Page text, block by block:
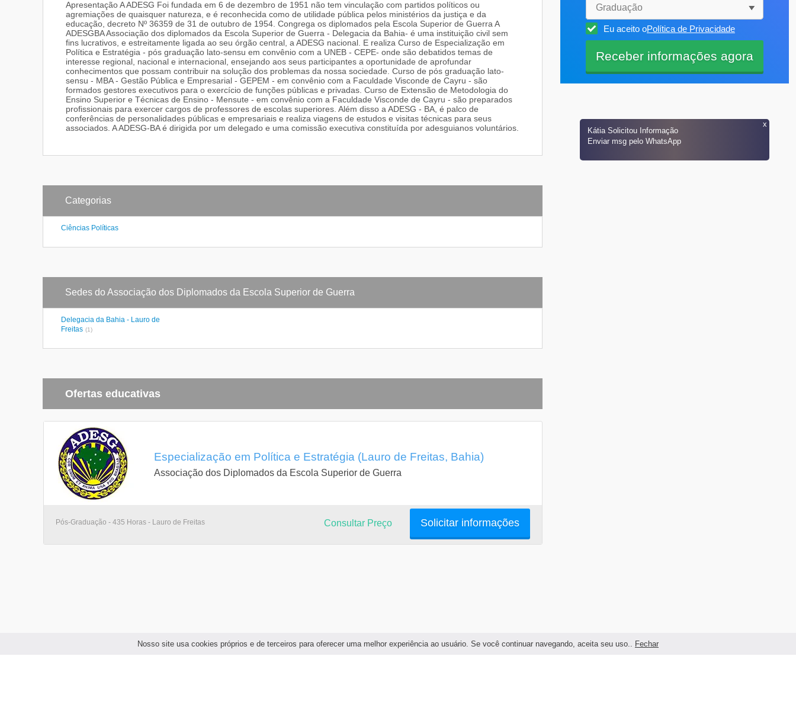
Nosso site usa cookies próprios e de terceiros para oferecer uma melhor experiência ao usuário. Se você continuar navegando, aceita seu uso.. Fechar
Apresentação A ADESG Foi fundada em 6 de dezembro de 1951 não tem vinculação com partidos políticos ou
agremiações de quaisquer natureza, e é reconhecida como de utilidade pública pelos ministérios da justiça e da
educação, decreto Nº 36359 de 31 de outubro de 1954. Congrega os diplomados pela Escola Superior de Guerra A
ADESGBA Associação dos diplomados da Escola Superior de Guerra - Delegacia da Bahia- é uma instituição civil sem
fins lucrativos, e estreitamente ligada ao seu órgão central, a ADESG nacional. E realiza Curso de Especialização em
Política e Estratégia - pós graduação lato-sensu em convênio com a UNEB - CEPE- onde são debatidos temas de
interesse regional, nacional e internacional, ensejando aos seus participantes a oportunidade de aprofundar
conhecimentos que possam contribuir na solução dos problemas da nossa sociedade. Curso de pós graduação lato-
sensu - MBA - Gestão Pública e Empresarial - GEPEM - em convênio com a Faculdade Visconde de Cayru - são
formados gestores executivos para o exercício de funções públicas e privadas. Curso de Extensão de Metodologia do
Ensino Superior e Técnicas de Ensino - Mensute - em convênio com a Faculdade Visconde de Cayru - são preparados
profissionais para exercer cargos de professores de escolas superiores. Além disso a ADESG - BA, é palco de
conferências de personalidades públicas e empresariais e realiza viagens de estudos e visitas técnicas para seus
associados. A ADESG-BA é dirigida por um delegado e uma comissão executiva constituída por adesguianos voluntários.
Categorias
Ciências Políticas
Sedes do Associação dos Diplomados da Escola Superior de Guerra
Delegacia da Bahia - Lauro de
Freitas (1)
Ofertas educativas
Especialização em Política e Estratégia (Lauro de Freitas, Bahia)
Associação dos Diplomados da Escola Superior de Guerra
Pós-Graduação - 435 Horas - Lauro de Freitas Solicitar informações
Consultar Preço
Eu aceito oPolítica de Privacidade
Kátia Solicitou Informação
Enviar msg pelo WhatsApp
x